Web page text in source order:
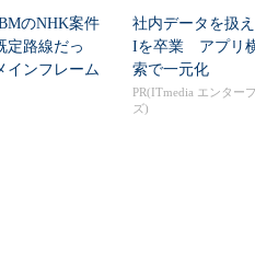
のNHK案件
定路線だっ
ンフレーム
社内データを扱
Iを卒業 アプリ
索で一元化
PR(ITmedia エンター
ズ)